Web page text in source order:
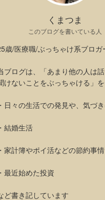
くまつま
このブログを書いている人
歳/医療職/ぶっちゃけ系ブロガ
ブログは、「あまり他の人は話
けないことをぶっちゃける」
・日々の生活での発見や、気づ
・結婚生活
・家計簿やポイ活などの節約事情
・最近始めた投資
ど書き記しています